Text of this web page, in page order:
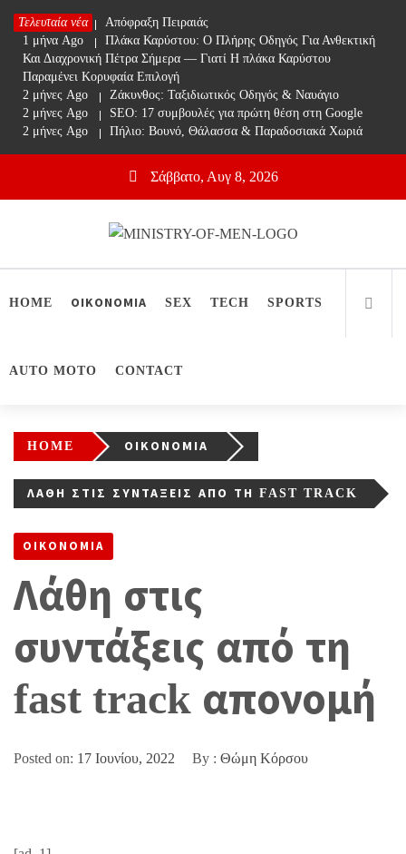
Skip
content
Τελευταία νέα
1 μήνα Ago
Απόφραξη Πειραιάς
1 μήνα Ago
Πλάκα Καρύστου: Ο Πλήρης Οδηγός Για Ανθεκτική
Και Διαχρονική Πέτρα Σήμερα — Γιατί Η πλάκα Καρύστου
Παραμένει Κορυφαία Επιλογή
2 μήνες Ago
Ζάκυνθος: Ταξιδιωτικός Οδηγός & Ναυάγιο
2 μήνες Ago
SEO: 17 συμβουλές για πρώτη θέση στη Google
2 μήνες Ago
Πήλιο: Βουνό, Θάλασσα & Παραδοσιακά Χωριά
Σάββατο, Αυγ 8, 2026
Ministry Of Men
HOME ΟΙΚΟΝΟΜΙΑ SEX TECH SPORTS
AUTO MOTO CONTACT
HOME ΟΙΚΟΝΟΜΙΑ
ΛΆΘΗ ΣΤΙΣ ΣΥΝΤΆΞΕΙΣ ΑΠΌ ΤΗ FAST TRACK
ΟΙΚΟΝΟΜΙΑ
Λάθη στις
συντάξεις από τη
fast track απονομή
Posted on: 17 Ιουνίου, 2022 By : Θώμη Κόρσου